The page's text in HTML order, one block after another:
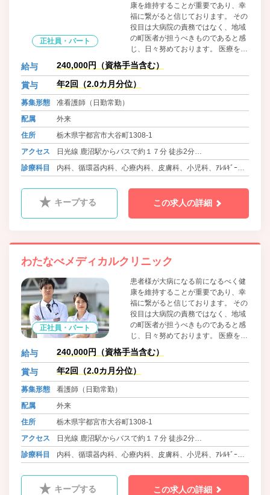
正社員・パート
康を維持することが重要であり、幸
福に繋がると信じております。 その
役目は大病院の責務ではなく、地域
の町医者が担うべきものであると感
じ、日々努めております。 医療を通
して地域の方々へ貢献しませんか？
皆様のご応募を心よりお待ちしてお
ります。
給与 240,000円（資格手当含む）
賞与 年2回（2.0カ月分位）
募集形態
准看護師（日勤常勤）
配属
外来
住所
栃木県宇都宮市大谷町1308-1
アクセス
日光線 鹿沼駅からバスで約１７分 徒歩2分
東武宇都宮線 東武宇都宮駅からバスで１９分 徒歩4分
診療科目
内科、循環器内科、心療内科、皮膚科、小児科、ｱﾚﾙｷﾞｰ
キープする この求人の詳細
わたなべメディカルクリニック
正社員・パート
患者様が大病になる前になるべく健
康を維持することが重要であり、幸
福に繋がると信じております。 その
役目は大病院の責務ではなく、地域
の町医者が担うべきものであると感
じ、日々努めております。 医療を通
して地域の方々へ貢献しませんか？
皆様のご応募を心よりお待ちしてお
ります。
給与 240,000円（資格手当含む）
賞与 年2回（2.0カ月分位）
募集形態
看護師（日勤常勤）
配属
外来
住所
栃木県宇都宮市大谷町1308-1
アクセス
日光線 鹿沼駅からバスで約１７分 徒歩2分
東武宇都宮線 東武宇都宮駅からバスで１９分 徒歩4分
診療科目
内科、循環器内科、心療内科、皮膚科、小児科、ｱﾚﾙｷﾞｰ
キープする この求人の詳細